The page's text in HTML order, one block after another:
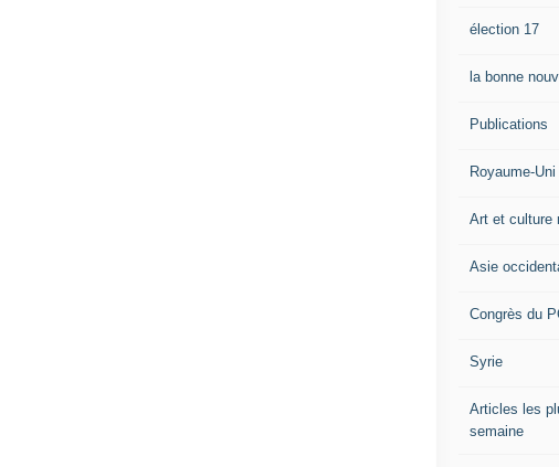
élection 17
la bonne
Publications
Royaume-Uni
Art et culture
Asie
Congrès du
Syrie
Articles les
semaine